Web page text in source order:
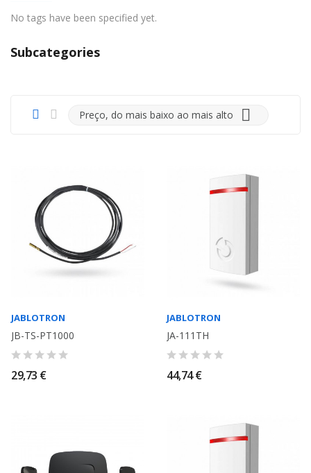
No tags have been specified yet.
Subcategories
Preço, do mais baixo ao mais alto 
JABLOTRON
JB-TS-PT1000
29,73 €
JABLOTRON
JA-111TH
44,74 €